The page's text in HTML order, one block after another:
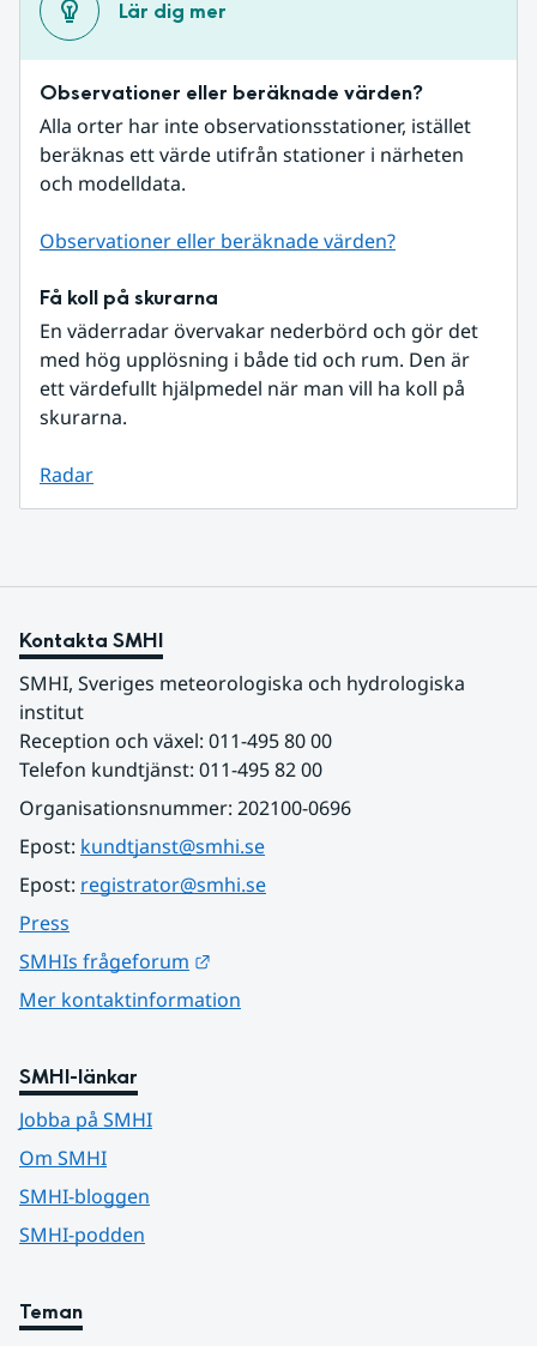
Lär dig mer
Observationer eller beräknade värden?
Alla orter har inte observationsstationer, istället
beräknas ett värde utifrån stationer i närheten
och modelldata.
Observationer eller beräknade värden?
Få koll på skurarna
En väderradar övervakar nederbörd och gör det
med hög upplösning i både tid och rum. Den är
ett värdefullt hjälpmedel när man vill ha koll på
skurarna.
Radar
Kontakta SMHI
SMHI, Sveriges meteorologiska och hydrologiska
institut
Reception och växel: 011-495 80 00
Telefon kundtjänst: 011-495 82 00
Organisationsnummer: 202100-0696
Epost: kundtjanst@smhi.se
Epost: registrator@smhi.se
Press
SMHIs frågeforum
Mer kontaktinformation
SMHI-länkar
Jobba på SMHI
Om SMHI
SMHI-bloggen
SMHI-podden
Teman